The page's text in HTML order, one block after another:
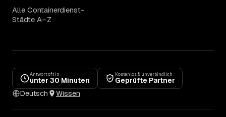
Alle Containerdienst-
Städte A–Z
Antwort oft in
unter 30 Minuten
Kostenlos & unverbindlich
Geprüfte Partner
Deutsch
Wissen